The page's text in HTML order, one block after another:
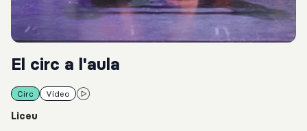
El circ a l'aula
Circ Vídeo
Liceu